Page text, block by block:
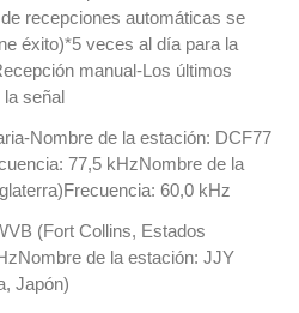
recepciones automáticas se
éxito)*5 veces al día para la
manual-Los últimos
la señal
Nombre de la estación: DCF77
77,5 kHzNombre de la
60,0 kHz
(Fort Collins, Estados
de la estación: JJY
Japón)